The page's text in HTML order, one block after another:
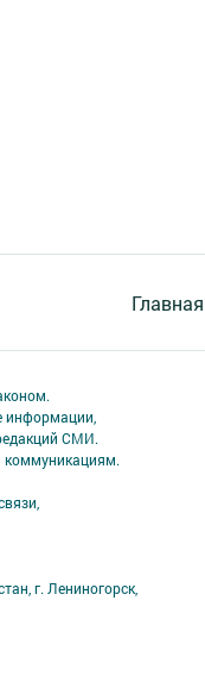
Главная
информации,
СМИ.
коммуникациям.
г. Лениногорск,